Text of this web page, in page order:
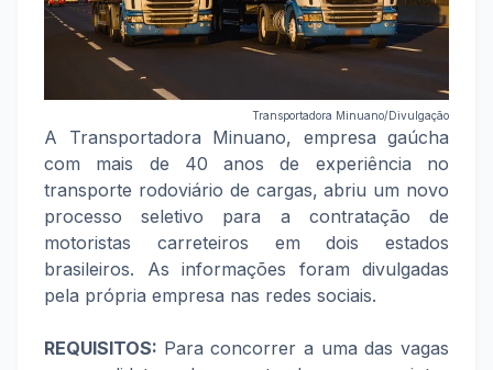
Transportadora Minuano/Divulgação
A Transportadora Minuano, empresa gaúcha
com mais de 40 anos de experiência no
transporte rodoviário de cargas, abriu um novo
processo seletivo para a contratação de
motoristas carreteiros em dois estados
brasileiros. As informações foram divulgadas
pela própria empresa nas redes sociais.
REQUISITOS: Para concorrer a uma das vagas